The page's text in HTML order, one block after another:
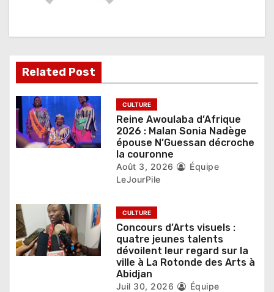
n
d
e
l
’
a
i
c
Related Post
CULTURE
Reine Awoulaba d’Afrique
2026 : Malan Sonia Nadège
épouse N’Guessan décroche
la couronne
Août 3, 2026
Équipe
LeJourPile
CULTURE
Concours d’Arts visuels :
quatre jeunes talents
dévoilent leur regard sur la
ville à La Rotonde des Arts à
Abidjan
Juil 30, 2026
Équipe